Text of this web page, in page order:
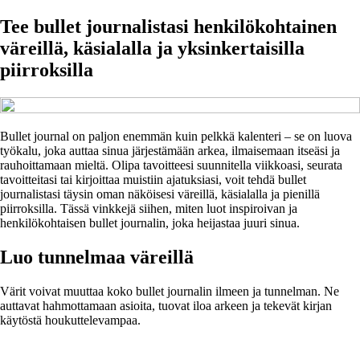
Tee bullet journalistasi henkilökohtainen
väreillä, käsialalla ja yksinkertaisilla
piirroksilla
Bullet journal on paljon enemmän kuin pelkkä kalenteri – se on luova
työkalu, joka auttaa sinua järjestämään arkea, ilmaisemaan itseäsi ja
rauhoittamaan mieltä. Olipa tavoitteesi suunnitella viikkoasi, seurata
tavoitteitasi tai kirjoittaa muistiin ajatuksiasi, voit tehdä bullet
journalistasi täysin oman näköisesi väreillä, käsialalla ja pienillä
piirroksilla. Tässä vinkkejä siihen, miten luot inspiroivan ja
henkilökohtaisen bullet journalin, joka heijastaa juuri sinua.
Luo tunnelmaa väreillä
Värit voivat muuttaa koko bullet journalin ilmeen ja tunnelman. Ne
auttavat hahmottamaan asioita, tuovat iloa arkeen ja tekevät kirjan
käytöstä houkuttelevampaa.